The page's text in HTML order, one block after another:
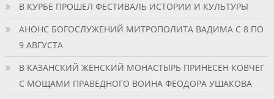
В КУРБЕ ПРОШЕЛ ФЕСТИВАЛЬ ИСТОРИИ И КУЛЬТУРЫ
АНОНС БОГОСЛУЖЕНИЙ МИТРОПОЛИТА ВАДИМА С 8 ПО
9 АВГУСТА
В КАЗАНСКИЙ ЖЕНСКИЙ МОНАСТЫРЬ ПРИНЕСЕН КОВЧЕГ
С МОЩАМИ ПРАВЕДНОГО ВОИНА ФЕОДОРА УШАКОВА